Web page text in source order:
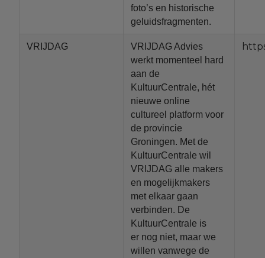
foto’s en historische
geluidsfragmenten.
VRIJDAG
VRIJDAG Advies
werkt momenteel hard
aan de
KultuurCentrale, hét
nieuwe online
cultureel platform voor
de provincie
Groningen. Met de
KultuurCentrale wil
VRIJDAG alle makers
en mogelijkmakers
met elkaar gaan
verbinden. De
KultuurCentrale is
er nog niet, maar we
willen vanwege de